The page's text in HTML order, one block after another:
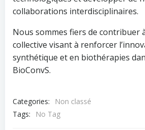
collaborations interdisciplinaires.
Nous sommes fiers de contribuer
collective visant à renforcer
synthétique et en biothérapies
BioConvS.
Categories:
Non classé
Tags:
No Tag